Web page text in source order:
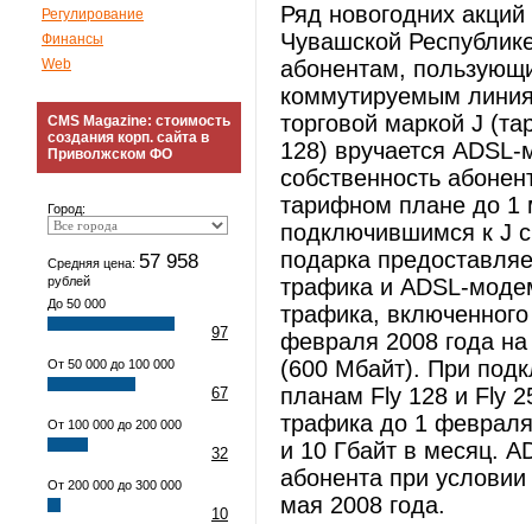
Регулирование
Финансы
Web
CMS Magazine: стоимость
создания корп. сайта в
Приволжском ФО
Город:
Средняя цена: 57 958
рублей
До 50 000
97
От 50 000 до 100 000
67
От 100 000 до 200 000
32
От 200 000 до 300 000
10
Ряд новогодних
Чувашской
абонентам,
коммутируемым
торговой маркой J
128) вручается
собственность
тарифном плане до 1
подключившимся к J с
подарка
трафика и ADSL-
трафика,
февраля 2008 года
(600 Мбайт). При
планам Fly 128 и Fly
трафика до 1 февраля
и 10 Гбайт в месяц.
абонента при
мая 2008 года.